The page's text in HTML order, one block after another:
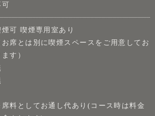
可
煙可 喫煙専用室あり
お席とは別に喫煙スペースをご用意してお
ます）
料としてお通し代あり(コース時は料金